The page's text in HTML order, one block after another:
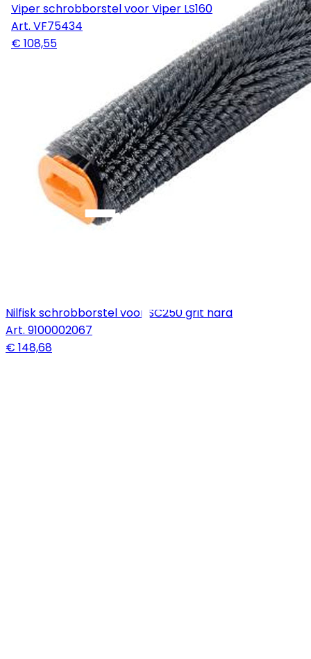
Viper schrobborstel voor Viper LS160
Art. VF75434
€ 108,55
Nilfisk schrobborstel voor SC250 grit hard
Art. 9100002067
€ 148,68